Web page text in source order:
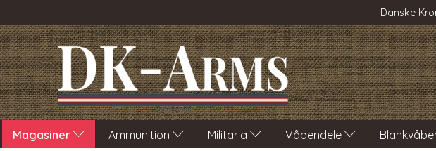
Danske
Magasiner Ammunition Militaria Våbendele